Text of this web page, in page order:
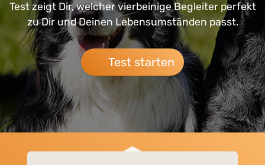
Test zeigt Dir, welcher vierbeinige Begleiter perfekt
zu Dir und Deinen Lebensumständen passt.
Test starten